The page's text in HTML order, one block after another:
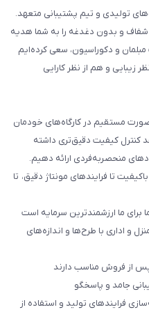
تولیدی و تیم پشتیبانی متعهد.
و بدون دغدغه را به شما هدیه
و دکوراسیون، سعی کرده‌ایم
زیبایی و هم از نظر کارایی
مستقیم در کارگاه‌های خودمان
کنترل کیفیت دقیق‌تری داشته
منحصربه‌فردی ارائه دهیم.
تا فرایندهای مونتاژ دقیق، تا
ما ارزشمندترین سرمایه است
و اداری با طرح‌ها و اندازه‌های
از فروش مناسب دارند
جامد و پاسخگو
فرایندهای تولید و استفاده از